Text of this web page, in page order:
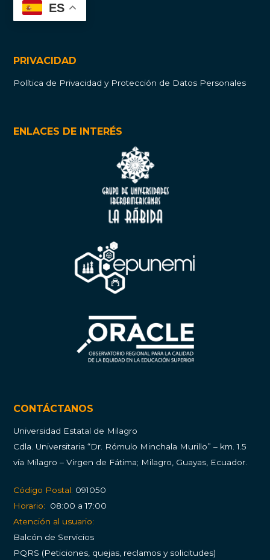
ES
PRIVACIDAD
Política de Privacidad y Protección de Datos Personales
ENLACES DE INTERÉS
CONTÁCTANOS
Universidad Estatal de Milagro
Cdla. Universitaria “Dr. Rómulo Minchala Murillo” – km. 1.5
vía Milagro – Virgen de Fátima; Milagro, Guayas, Ecuador.
Código Postal: 091050
Horario:
08:00 a 17:00
Atención al usuario:
Balcón de Servicios
PQRS (Peticiones, quejas, reclamos y solicitudes)